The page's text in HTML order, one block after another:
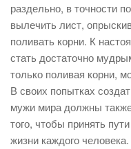
раздельно, в точности
вылечить лист,
поливать корни. К
стать достаточно
только поливая корни,
В своих попытках
мужи мира должны
того, чтобы принять
жизни каждого человека.